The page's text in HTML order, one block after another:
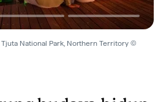
National Park, Northern Territory ©